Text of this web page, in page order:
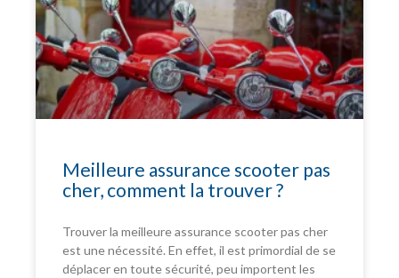
Meilleure assurance scooter pas
cher, comment la trouver ?
Trouver la meilleure assurance scooter pas cher
est une nécessité. En effet, il est primordial de se
déplacer en toute sécurité, peu importent les